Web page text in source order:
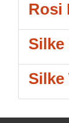
Rosi
Silke
Silke